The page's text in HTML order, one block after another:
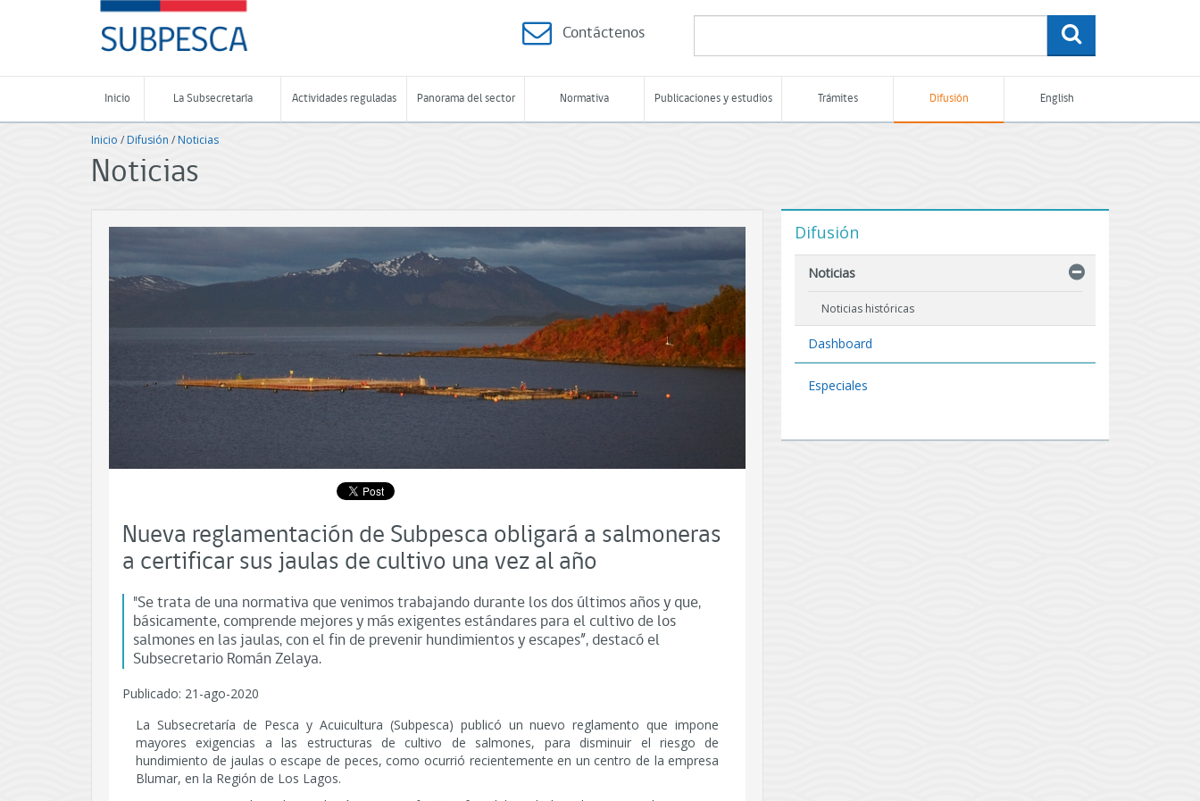
-
Subsecretaría
de
Pesca
Acuicultura
-
Gobierno
de
Contáctenos
Inicio La Subsecretaría Actividades reguladas Panorama del sector Normativa Publicaciones y estudios Trámites Difusión English
Inicio /Difusión /Noticias
Noticias
Nueva reglamentación de Subpesca obligará a salmoneras
a certificar sus jaulas de cultivo una vez al año
"Se trata de una normativa que venimos trabajando durante los dos últimos años y que,
básicamente, comprende mejores y más exigentes estándares para el cultivo de los
salmones en las jaulas, con el fin de prevenir hundimientos y escapes”, destacó el
Subsecretario Román Zelaya.
Publicado: 21-ago-2020
La Subsecretaría de Pesca y Acuicultura (Subpesca) publicó un nuevo reglamento que impone
mayores exigencias a las estructuras de cultivo de salmones, para disminuir el riesgo de
hundimiento de jaulas o escape de peces, como ocurrió recientemente en un centro de la empresa
Blumar, en la Región de Los Lagos.
Difusión
Noticias
Noticias históricas
Dashboard
Especiales